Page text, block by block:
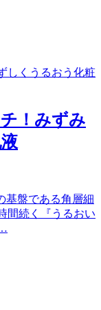
！みずみ
基盤である角層細
間続く『うるおい